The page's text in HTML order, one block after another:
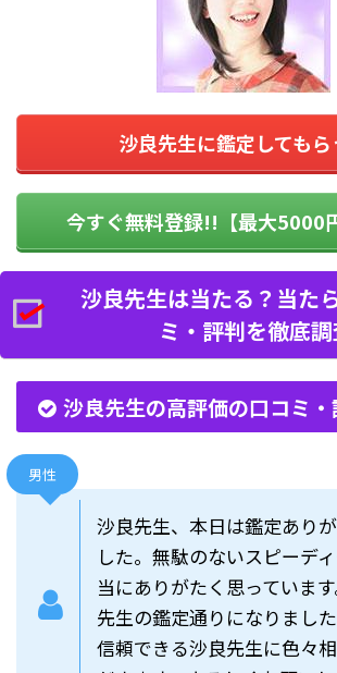
沙良先生に鑑定してもら
今すぐ無料登録!!【最大5000
沙良先生は当たる？当た
ミ・評判を徹底
沙良先生の高評価の口コミ・
男性
沙良先生、本日は鑑定あり
した。無駄のないスピーデ
当にありがたく思っていま
先生の鑑定通りになりまし
信頼できる沙良先生に色々